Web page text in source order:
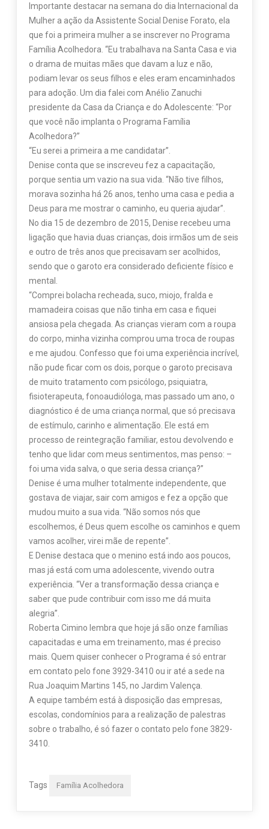
Importante destacar na semana do dia Internacional da
Mulher a ação da Assistente Social Denise Forato, ela
que foi a primeira mulher a se inscrever no Programa
Família Acolhedora. “Eu trabalhava na Santa Casa e via
o drama de muitas mães que davam a luz e não,
podiam levar os seus filhos e eles eram encaminhados
para adoção. Um dia falei com Anélio Zanuchi
presidente da Casa da Criança e do Adolescente: “Por
que você não implanta o Programa Família
Acolhedora?”
“Eu serei a primeira a me candidatar”.
Denise conta que se inscreveu fez a capacitação,
porque sentia um vazio na sua vida. “Não tive filhos,
morava sozinha há 26 anos, tenho uma casa e pedia a
Deus para me mostrar o caminho, eu queria ajudar”.
No dia 15 de dezembro de 2015, Denise recebeu uma
ligação que havia duas crianças, dois irmãos um de seis
e outro de três anos que precisavam ser acolhidos,
sendo que o garoto era considerado deficiente físico e
mental.
“Comprei bolacha recheada, suco, miojo, fralda e
mamadeira coisas que não tinha em casa e fiquei
ansiosa pela chegada. As crianças vieram com a roupa
do corpo, minha vizinha comprou uma troca de roupas
e me ajudou. Confesso que foi uma experiência incrível,
não pude ficar com os dois, porque o garoto precisava
de muito tratamento com psicólogo, psiquiatra,
fisioterapeuta, fonoaudióloga, mas passado um ano, o
diagnóstico é de uma criança normal, que só precisava
de estímulo, carinho e alimentação. Ele está em
processo de reintegração familiar, estou devolvendo e
tenho que lidar com meus sentimentos, mas penso: –
foi uma vida salva, o que seria dessa criança?”
Denise é uma mulher totalmente independente, que
gostava de viajar, sair com amigos e fez a opção que
mudou muito a sua vida. “Não somos nós que
escolhemos, é Deus quem escolhe os caminhos e quem
vamos acolher, virei mãe de repente”.
E Denise destaca que o menino está indo aos poucos,
mas já está com uma adolescente, vivendo outra
experiência. “Ver a transformação dessa criança e
saber que pude contribuir com isso me dá muita
alegria”.
Roberta Cimino lembra que hoje já são onze famílias
capacitadas e uma em treinamento, mas é preciso
mais. Quem quiser conhecer o Programa é só entrar
em contato pelo fone 3929-3410 ou ir até a sede na
Rua Joaquim Martins 145, no Jardim Valença.
A equipe também está à disposição das empresas,
escolas, condomínios para a realização de palestras
sobre o trabalho, é só fazer o contato pelo fone 3829-
3410.
Tags Família Acolhedora